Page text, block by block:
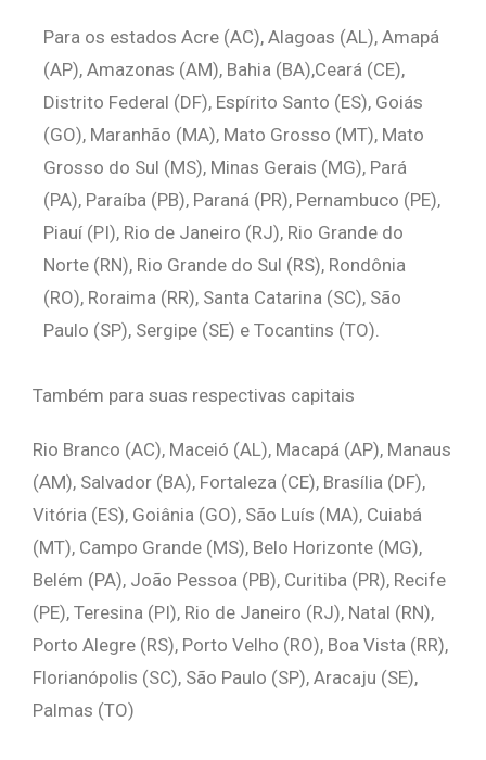
Para os estados Acre (AC), Alagoas (AL), Amapá
(AP), Amazonas (AM), Bahia (BA),Ceará (CE),
Distrito Federal (DF), Espírito Santo (ES), Goiás
(GO), Maranhão (MA), Mato Grosso (MT), Mato
Grosso do Sul (MS), Minas Gerais (MG), Pará
(PA), Paraíba (PB), Paraná (PR), Pernambuco (PE),
Piauí (PI), Rio de Janeiro (RJ), Rio Grande do
Norte (RN), Rio Grande do Sul (RS), Rondônia
(RO), Roraima (RR), Santa Catarina (SC), São
Paulo (SP), Sergipe (SE) e Tocantins (TO).
Também para suas respectivas capitais
Rio Branco (AC), Maceió (AL), Macapá (AP), Manaus
(AM), Salvador (BA), Fortaleza (CE), Brasília (DF),
Vitória (ES), Goiânia (GO), São Luís (MA), Cuiabá
(MT), Campo Grande (MS), Belo Horizonte (MG),
Belém (PA), João Pessoa (PB), Curitiba (PR), Recife
(PE), Teresina (PI), Rio de Janeiro (RJ), Natal (RN),
Porto Alegre (RS), Porto Velho (RO), Boa Vista (RR),
Florianópolis (SC), São Paulo (SP), Aracaju (SE),
Palmas (TO)